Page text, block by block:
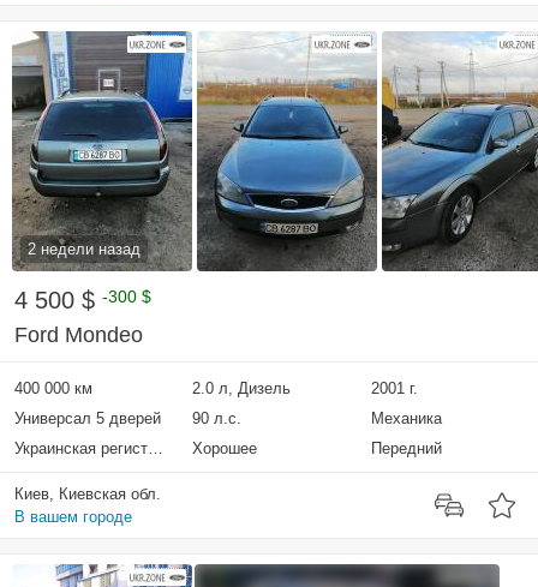
2 недели назад
4 500 $ -300 $
Ford Mondeo
400 000 км 2.0 л, Дизель
2001 г.
Универсал 5 дверей
90 л.с.
Механика
Украинская регистрация
Хорошее Передний
Киев, Киевская обл.
В вашем городе